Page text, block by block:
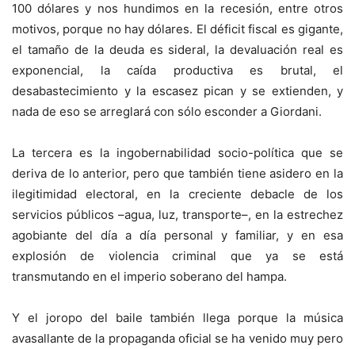
100 dólares y nos hundimos en la recesión, entre otros
motivos, porque no hay dólares. El déficit fiscal es gigante,
el tamaño de la deuda es sideral, la devaluación real es
exponencial, la caída productiva es brutal, el
desabastecimiento y la escasez pican y se extienden, y
nada de eso se arreglará con sólo esconder a Giordani.
La tercera es la ingobernabilidad socio-política que se
deriva de lo anterior, pero que también tiene asidero en la
ilegitimidad electoral, en la creciente debacle de los
servicios públicos –agua, luz, transporte–, en la estrechez
agobiante del día a día personal y familiar, y en esa
explosión de violencia criminal que ya se está
transmutando en el imperio soberano del hampa.
Y el joropo del baile también llega porque la música
avasallante de la propaganda oficial se ha venido muy pero